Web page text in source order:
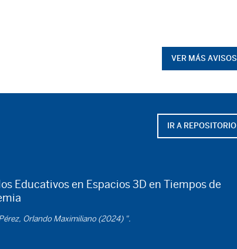
VER MÁS AVISOS
IR A REPOSITORIO
Educativos en Espacios 3D en Tiempos de
Orlando Maximiliano (2024) ".